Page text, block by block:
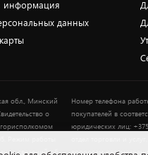
информация
данных
обл., Минский
о
сведений об
Номер телефона
покупателей в
юридических лиц:
вопросам